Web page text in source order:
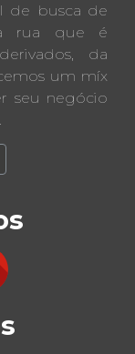
de busca de
rua que é
da
um míx
seu negócio